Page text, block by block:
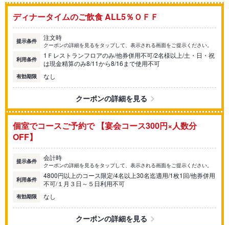
ディナータイムのご飲食 ALL5％ＯＦＦ
提示条件 注文時
クーポンの詳細を見るをタップして、表示される画面をご提示ください。
利用条件
1Ｆレストランフロアのみ/他券併用不可/2名様以上/土・日・祝
は現金精算のみ8/11から8/16まで使用不可
有効期限 なし
クーポンの詳細を見る
個室でコースご予約で 【宴会コース300円×人数分
OFF】
提示条件 会計時
クーポンの詳細を見るをタップして、表示される画面をご提示ください。
利用条件
4800円以上のコース限定/4名以上30名迄適用/1枚1回/他券併用
不可/１月３日～５日利用不可
有効期限 なし
クーポンの詳細を見る